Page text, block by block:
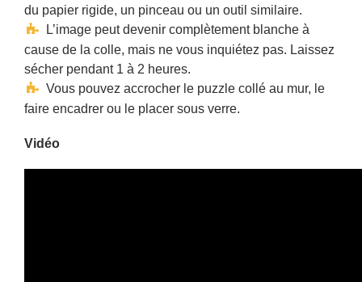
du papier rigide, un pinceau ou un outil similaire.
L’image peut devenir complètement blanche à
cause de la colle, mais ne vous inquiétez pas. Laissez
sécher pendant 1 à 2 heures.
Vous pouvez accrocher le puzzle collé au mur, le
faire encadrer ou le placer sous verre.
Vidéo